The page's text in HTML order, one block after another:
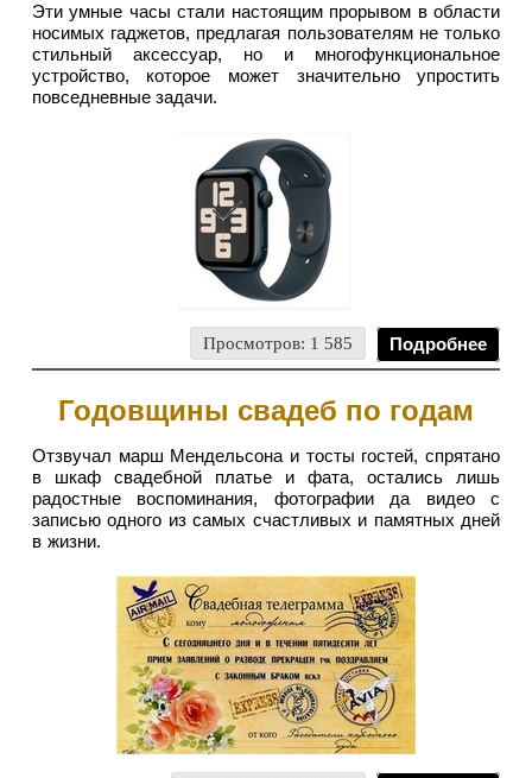
Эти умные часы стали настоящим прорывом в области
носимых гаджетов, предлагая пользователям не только
стильный аксессуар, но и многофункциональное
устройство, которое может значительно упростить
повседневные задачи.
Просмотров: 1 585 Подробнее
Годовщины свадеб по годам
Отзвучал марш Мендельсона и тосты гостей, спрятано
в шкаф свадебной платье и фата, остались лишь
радостные воспоминания, фотографии да видео с
записью одного из самых счастливых и памятных дней
в жизни.